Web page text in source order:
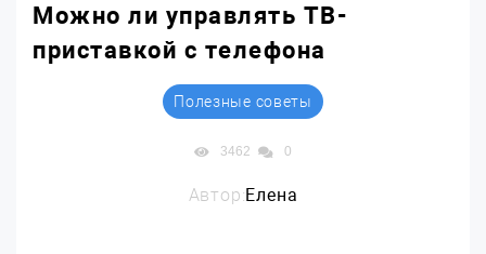
Можно ли управлять ТВ-
приставкой с телефона
Полезные советы
3462 0
Автор:Елена